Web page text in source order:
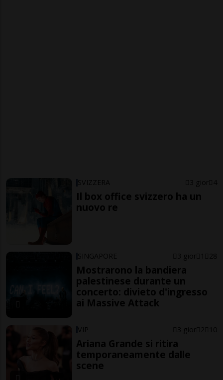
SVIZZERA 3 gior 4
Il box office svizzero ha un
nuovo re
SINGAPORE 3 gior 1 28
Mostrarono la bandiera
palestinese durante un
concerto: divieto d'ingresso
ai Massive Attack
VIP 3 gior 2 10
Ariana Grande si ritira
temporaneamente dalle
scene